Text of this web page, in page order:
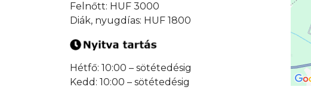
Felnőtt: HUF 3000
Diák, nyugdías: HUF 1800
Hétfő: 10:00 – sötétedésig
Kedd: 10:00 – sötétedésig